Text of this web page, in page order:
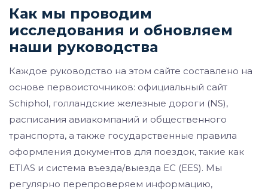
Как мы проводим
исследования и обновляем
наши руководства
Каждое руководство на этом сайте составлено на
основе первоисточников: официальный сайт
Schiphol, голландские железные дороги (NS),
расписания авиакомпаний и общественного
транспорта, а также государственные правила
оформления документов для поездок, такие как
ETIAS и система въезда/выезда ЕС (EES). Мы
регулярно перепроверяем информацию,